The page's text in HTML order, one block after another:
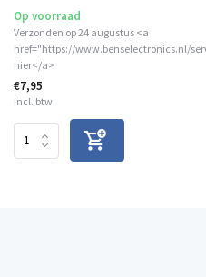
Op voorraad
Verzonden op 24 augustus <a
href="https://www.benselectronics.nl/
hier</a>
€7,95
Incl. btw